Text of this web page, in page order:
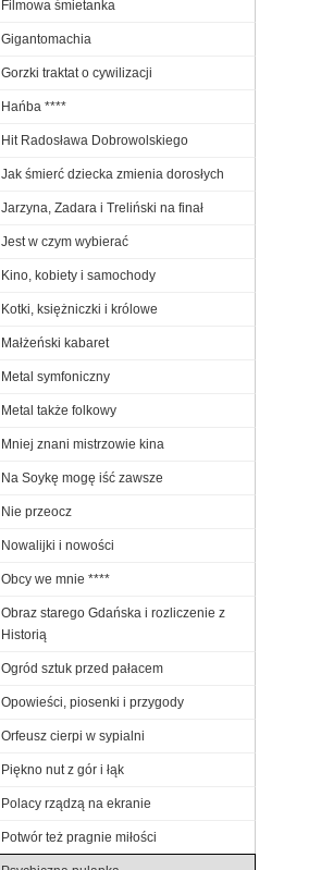
Filmowa śmietanka
Gigantomachia
Gorzki traktat o cywilizacji
Hańba ****
Hit Radosława Dobrowolskiego
Jak śmierć dziecka zmienia dorosłych
Jarzyna, Zadara i Treliński na finał
Jest w czym wybierać
Kino, kobiety i samochody
Kotki, księżniczki i królowe
Małżeński kabaret
Metal symfoniczny
Metal także folkowy
Mniej znani mistrzowie kina
Na Soykę mogę iść zawsze
Nie przeocz
Nowalijki i nowości
Obcy we mnie ****
Obraz starego Gdańska i rozliczenie z
Historią
Ogród sztuk przed pałacem
Opowieści, piosenki i przygody
Orfeusz cierpi w sypialni
Piękno nut z gór i łąk
Polacy rządzą na ekranie
Potwór też pragnie miłości